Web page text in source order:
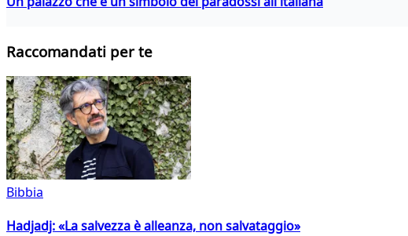
Raccomandati per te
Bibbia
Hadjadj: «La salvezza è alleanza, non salvataggio»